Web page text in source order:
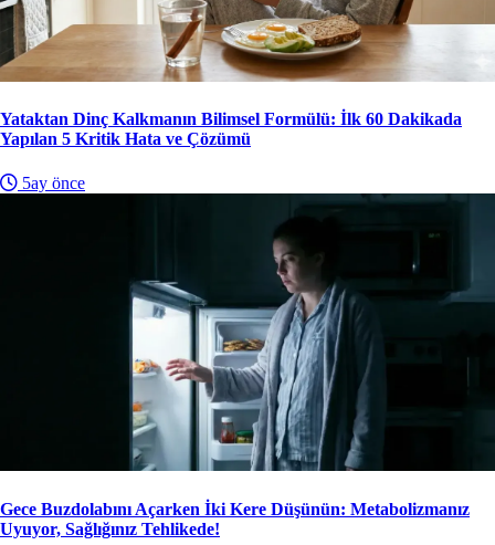
Yataktan Dinç Kalkmanın Bilimsel Formülü: İlk 60 Dakikada
Yapılan 5 Kritik Hata ve Çözümü
5ay önce
Gece Buzdolabını Açarken İki Kere Düşünün: Metabolizmanız
Uyuyor, Sağlığınız Tehlikede!